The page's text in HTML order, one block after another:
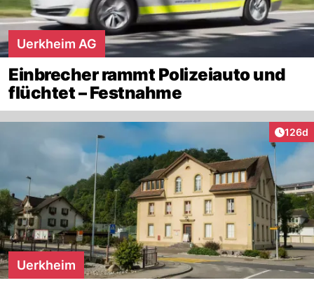
Uerkheim AG
Einbrecher rammt Polizeiauto und
flüchtet – Festnahme
126d
Uerkheim